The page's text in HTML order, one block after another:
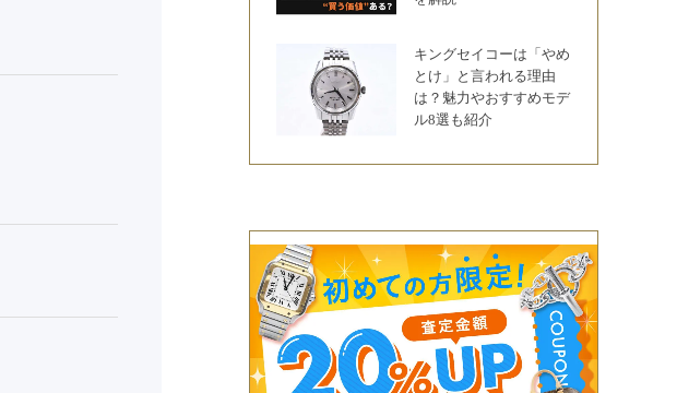
キングセイコーは「やめ
とけ」と言われる理由
は？魅力やおすすめモデ
ル8選も紹介